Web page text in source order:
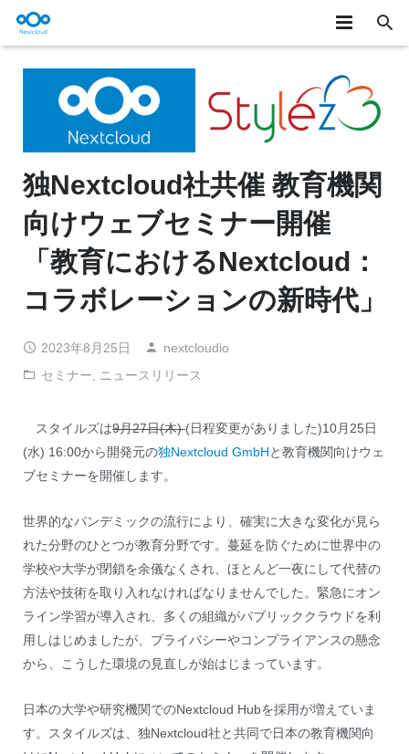
★製品概要
製品詳細
ユースケース
お知らせ/テックブログ
サービス
お問い合わせ
ONLYOFFICE
独Nextcloud社共催 教育機関
向けウェブセミナー開催
「教育におけるNextcloud：
コラボレーションの新時代」
2023年8月25日
nextcloudio
セミナー
ニュースリリース
スタイルズは9月27日(木)(日程変更がありました)10月25日
(水) 16:00から開発元の独Nextcloud GmbHと教育機関向けウェ
ブセミナーを開催します。
世界的なパンデミックの流行により、確実に大きな変化が見ら
れた分野のひとつが教育分野です。蔓延を防ぐために世界中の
学校や大学が閉鎖を余儀なくされ、ほとんど一夜にして代替の
方法や技術を取り入れなければなりませんでした。緊急にオン
ライン学習が導入され、多くの組織がパブリッククラウドを利
用しはじめましたが、プライバシーやコンプライアンスの懸念
から、こうした環境の見直しが始はじまっています。
日本の大学や研究機関でのNextcloud Hubを採用が増えていま
す。スタイルズは、独Nextcloud社と共同で日本の教育機関向